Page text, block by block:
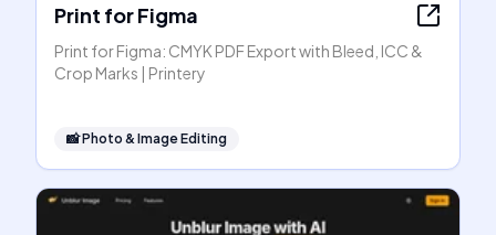
Print for Figma
Print for Figma: CMYK PDF Export with Bleed, ICC &
Crop Marks | Printery
📸Photo & Image Editing